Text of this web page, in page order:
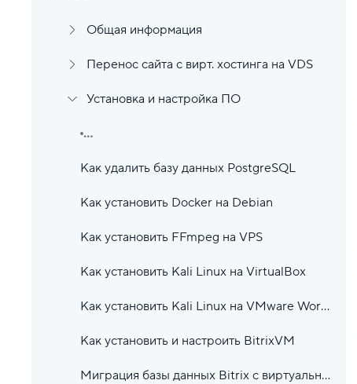
Общая информация
Перенос сайта с вирт. хостинга на VDS
Установка и настройка ПО
...
Как удалить базу данных PostgreSQL
Как установить Docker на Debian
Как установить FFmpeg на VPS
Как установить Kali Linux на VirtualBox
Как установить Kali Linux на VMware Workstation
Как установить и настроить BitrixVM
Миграция базы данных Bitrix с виртуального хостинга в облако